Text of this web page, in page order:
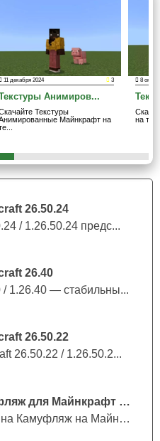
26.50.24
/ 1.26.50.24 предс...
26.40
/ 1.26.40 — стабильны...
26.50.22
26.50.22 / 1.26.50.2...
Мод на Камуфляж для Майнкрафт ПЕ
Скачайте Мод на Камуфляж на Майнкрафт...
для любой текстуры
качество исполнение и
игроки смогут
не напрягая свои глаза,
и сделали
11 декабря 2024 3
Анимиров...
Текстуры
Майнкрафт на
8
на